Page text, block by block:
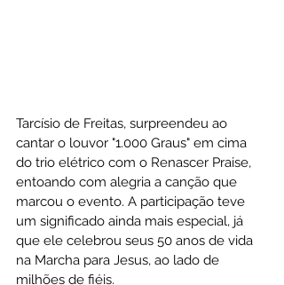
Tarcísio de Freitas, surpreendeu ao
cantar o louvor "1.000 Graus" em cima
do trio elétrico com o Renascer Praise,
entoando com alegria a canção que
marcou o evento. A participação teve
um significado ainda mais especial, já
que ele celebrou seus 50 anos de vida
na Marcha para Jesus, ao lado de
milhões de fiéis.